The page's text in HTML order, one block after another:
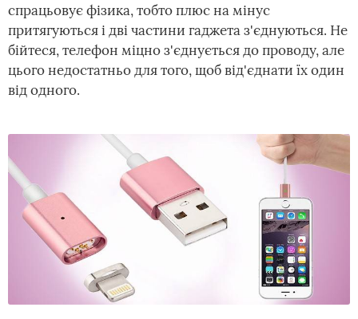
спрацьовує фізика, тобто плюс на мінус
притягуються і дві частини гаджета з'єднуються. Не
бійтеся, телефон міцно з'єднується до проводу, але
цього недостатньо для того, щоб від'єднати їх один
від одного.